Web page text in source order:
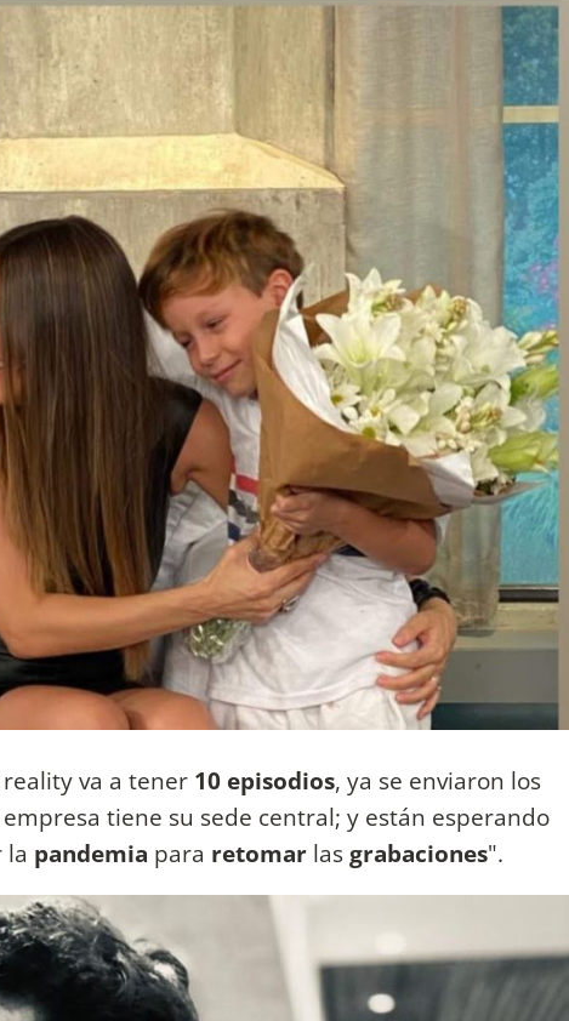
va a tener 10 episodios, ya se enviaron los
tiene su sede central; y están esperando
la pandemia para retomar lasgrabaciones".